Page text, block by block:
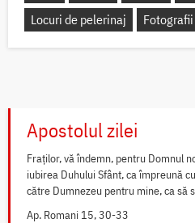
Locuri de pelerinaj
Fotografii
Apostolul zilei
Fraților, vă îndemn, pentru Domnul
iubirea Duhului Sfânt, ca împreună
către Dumnezeu pentru mine, ca să
Ap. Romani 15, 30-33